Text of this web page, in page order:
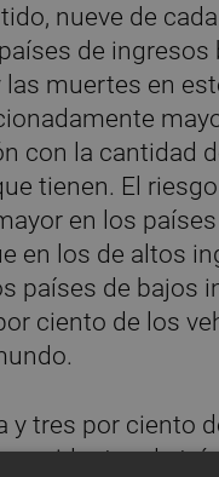
nueve de
de ingresos
las muertes en
con la cantidad
tienen. El
en los
en los de altos
países de bajos
ciento de los
y tres por ciento
accidentes de